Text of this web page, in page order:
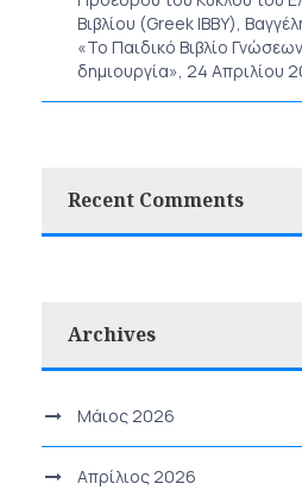
Βιβλίου (Greek IBBY),
«Το Παιδικό Βιβλίο
δημιουργία», 24 Απριλίου
Recent Comments
Archives
Μάιος 2026
Απρίλιος 2026